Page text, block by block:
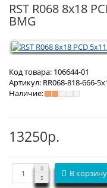
RST R068 8x18
BMG
Код товара: 106644-01
Артикул: RR068-818-666-
Наличие:
13250р.
В корзину